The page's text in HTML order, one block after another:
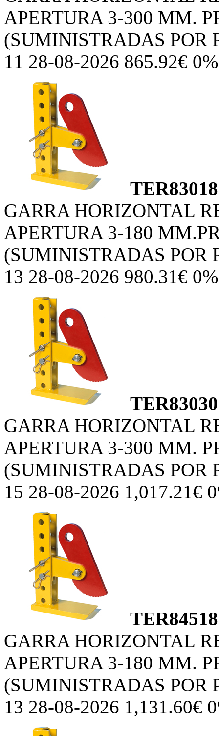
APERTURA 3-300 MM.
(SUMINISTRADAS POR
11 28-08-2026 865.92€ 0%
GARRA HORIZONTAL
APERTURA 3-180
(SUMINISTRADAS POR
13 28-08-2026 980.31€ 0%
GARRA HORIZONTAL
APERTURA 3-300 MM.
(SUMINISTRADAS POR
15 28-08-2026 1,017.21€
GARRA HORIZONTAL
APERTURA 3-180 MM.
(SUMINISTRADAS POR
13 28-08-2026 1,131.60€